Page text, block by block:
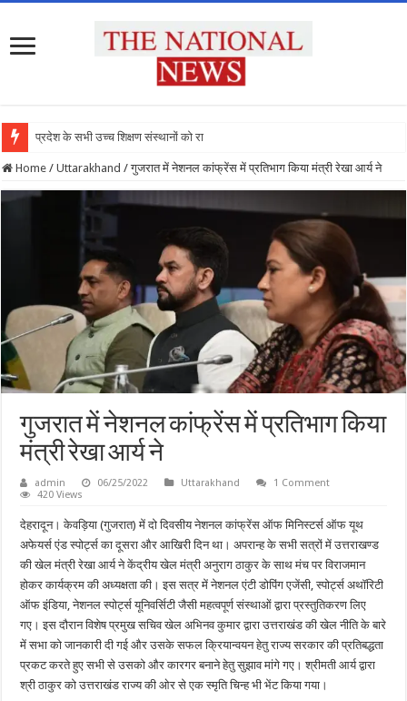
प्रदेश के सभी उच्च शिक्षण संस्थानों को राष्ट्र
Home / Uttarakhand / गुजरात में नेशनल कांफ्रेंस में प्रतिभाग किया मंत्री रेखा आर्य ने
गुजरात में नेशनल कांफ्रेंस में प्रतिभाग किया
मंत्री रेखा आर्य ने
admin 06/25/2022 Uttarakhand
1 Comment
420 Views
देहरादून। केवड़िया (गुजरात) में दो दिवसीय नेशनल कांफ्रेंस ऑफ मिनिस्टर्स ऑफ यूथ
अफेयर्स एंड स्पोर्ट्स का दूसरा और आखिरी दिन था। अपरान्ह के सभी सत्रों में उत्तराखण्ड
की खेल मंत्री रेखा आर्य ने केंद्रीय खेल मंत्री अनुराग ठाकुर के साथ मंच पर विराजमान
होकर कार्यक्रम की अध्यक्षता की। इस सत्र में नेशनल एंटी डोपिंग एजेंसी, स्पोर्ट्स अथॉरिटी
ऑफ इंडिया, नेशनल स्पोर्ट्स यूनिवर्सिटी जैसी महत्वपूर्ण संस्थाओं द्वारा प्रस्तुतिकरण लिए
गए। इस दौरान विशेष प्रमुख सचिव खेल अभिनव कुमार द्वारा उत्तराखंड की खेल नीति के बारे
में सभा को जानकारी दी गई और उसके सफल क्रियान्वयन हेतु राज्य सरकार की प्रतिबद्धता
प्रकट करते हुए सभी से उसको और कारगर बनाने हेतु सुझाव मांगे गए। श्रीमती आर्य द्वारा
श्री ठाकुर को उत्तराखंड राज्य की ओर से एक स्मृति चिन्ह भी भेंट किया गया।